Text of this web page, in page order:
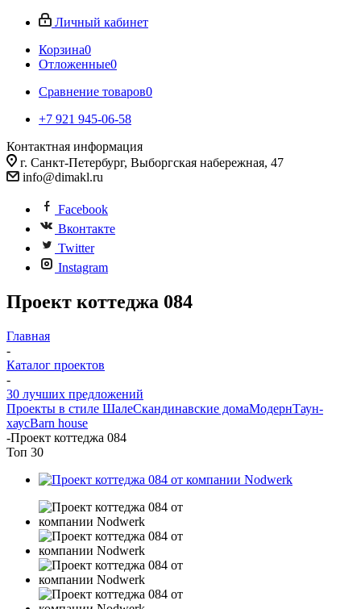
Личный кабинет
Корзина0
Отложенные0
Сравнение товаров0
+7 921 945-06-58
Контактная информация
г. Санкт-Петербург, Выборгская набережная, 47
info@dimakl.ru
Facebook
Вконтакте
Twitter
Instagram
Проект коттеджа 084
Главная
-
Каталог проектов
-
30 лучших предложений
Проекты в стиле ШалеСкандинавские домаМодернТаун-
хаусBarn house
-Проект коттеджа 084
Топ 30